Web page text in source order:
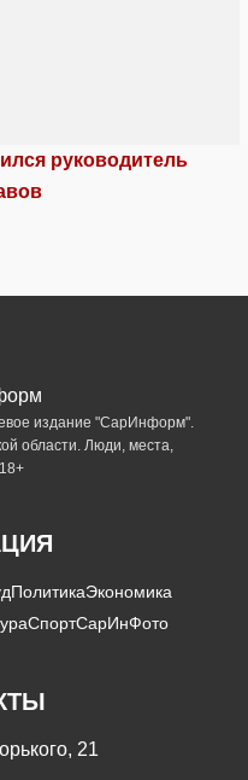
руководитель
издание "СарИнформ".
области. Люди, места,
ПолитикаЭкономика
СпортСарИнФото
21